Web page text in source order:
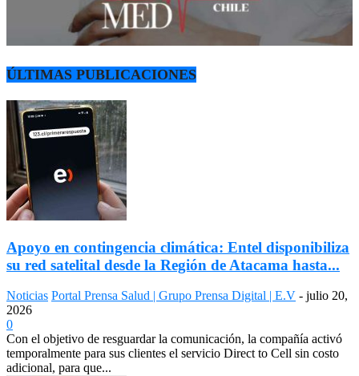
ÚLTIMAS PUBLICACIONES
Apoyo en contingencia climática: Entel disponibiliza
su red satelital desde la Región de Atacama hasta...
Noticias Portal Prensa Salud | Grupo Prensa Digital | E.V - julio 20,
2026
0
Con el objetivo de resguardar la comunicación, la compañía activó
temporalmente para sus clientes el servicio Direct to Cell sin costo
adicional, para que...